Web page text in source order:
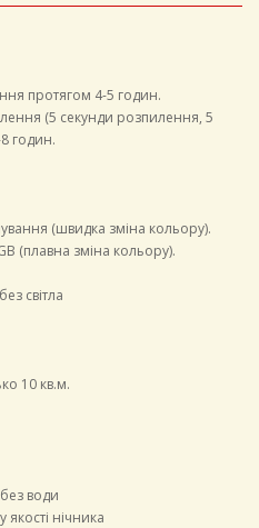
протягом 4-5 годин.
(5 секунди розпилення, 5
годин.
(швидка зміна кольору).
(плавна зміна кольору).
світла
10 кв.м.
води
нічника